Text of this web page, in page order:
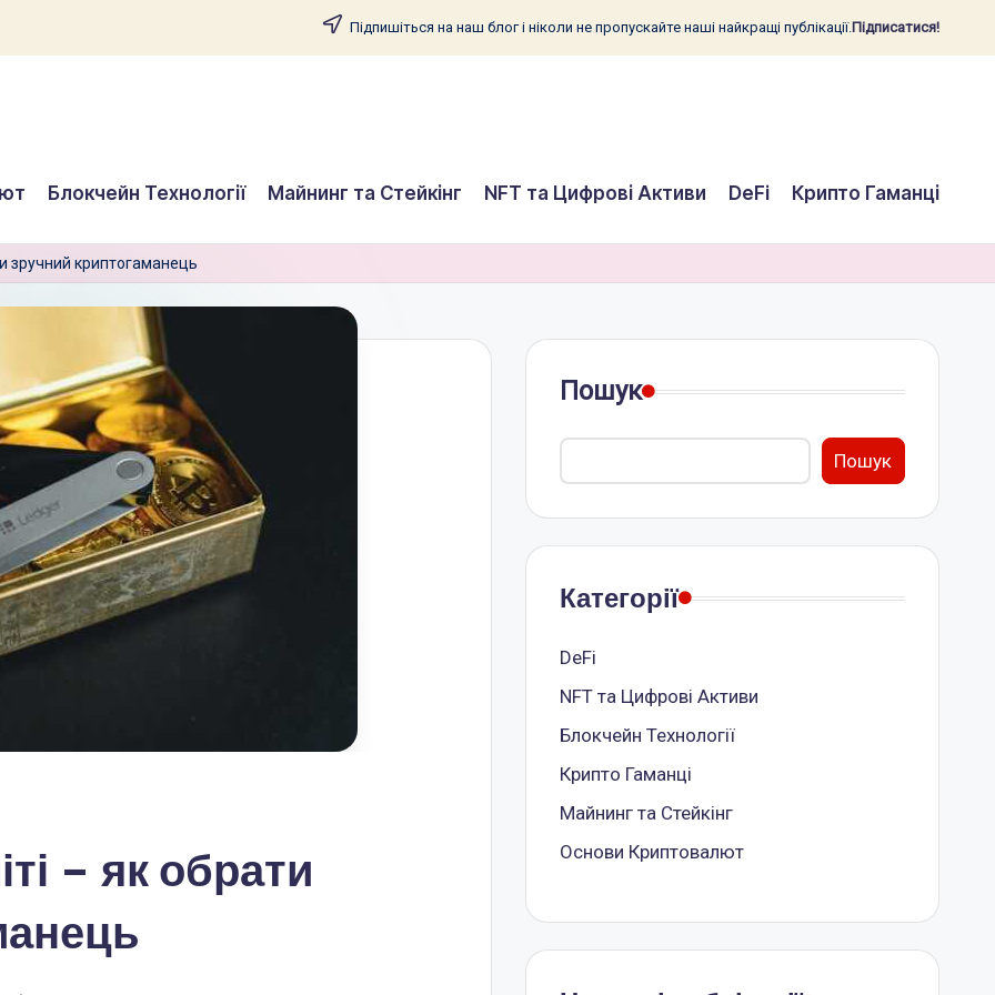
Підпишіться на наш блог і ніколи не пропускайте наші найкращі публікації.Підписатися!
Блокчейн Технології Майнинг та Стейкінг NFT та Цифрові Активи DeFi Крипто Гаманці
зручний криптогаманець
– як обрати
Пошук
Пошук
Категорії
DeFi
NFT та Цифрові Активи
Блокчейн Технології
Крипто Гаманці
Майнинг та Стейкінг
Основи Криптовалют